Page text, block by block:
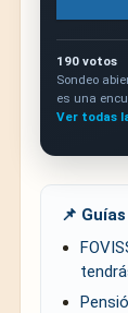
190 votos
Sondeo
es una
Ver todas
📌